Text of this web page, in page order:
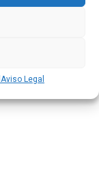
Aviso Legal